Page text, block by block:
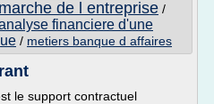
de l entreprise /
financiere d'une
/ metiers banque d affaires
le support contractuel